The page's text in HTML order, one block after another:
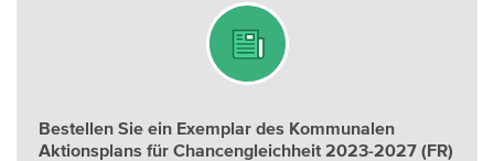
Bestellen Sie ein Exemplar des Kommunalen
Aktionsplans für Chancengleichheit 2023-2027 (FR)